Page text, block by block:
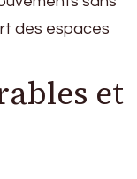
des espaces
et